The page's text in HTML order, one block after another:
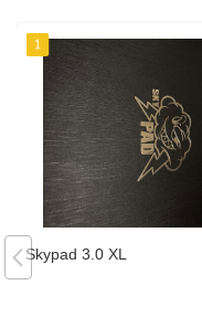
Skypad 3.0 XL